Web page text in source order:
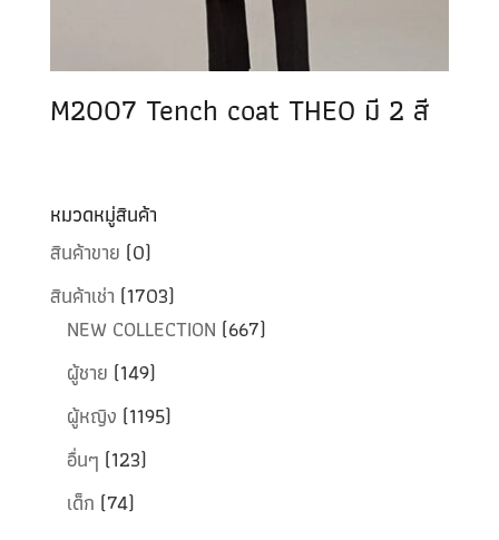
M2007 Tench coat THEO มี 2 สี
หมวดหมู่สินค้า
สินค้าขาย (0)
สินค้าเช่า (1703)
NEW COLLECTION (667)
ผู้ชาย (149)
ผู้หญิง (1195)
อื่นๆ (123)
เด็ก (74)